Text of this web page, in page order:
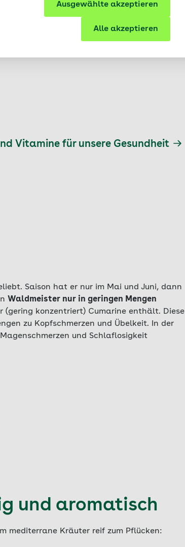
Ausgewählte akzeptieren
Alle akzeptieren
die Konzentration von Oxalsäure
Durch Abkochen wird die Konzentration
Vitamine für unsere Gesundheit
Saison hat er nur im Mai und Juni, dann
Waldmeister nur in geringen Mengen
(gering konzentriert) Cumarine enthält. Diese
zu Kopfschmerzen und Übelkeit. In der
und Schlaflosigkeit
und aromatisch
mediterrane Kräuter reif zum Pflücken: